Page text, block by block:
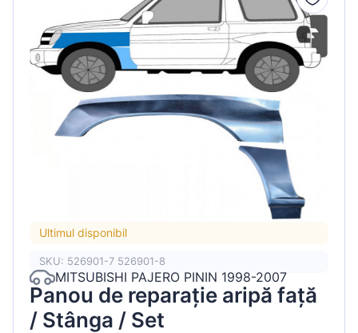
Ultimul disponibil
SKU: 526901-7 526901-8
MITSUBISHI PAJERO PININ 1998-2007
Panou de reparație aripă față
/ Stânga / Set